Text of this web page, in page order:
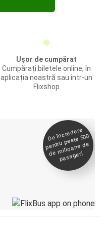
Ușor de cumpărat
Cumpărați biletele online, în
aplicația noastră sau într-un
Flixshop
De încredere
pentru peste 500
de
milioane de
pasageri